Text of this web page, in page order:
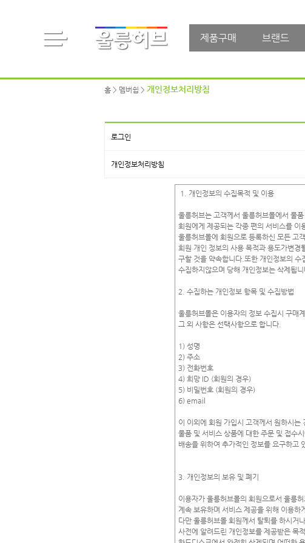
제품구매 브랜드
홈 > 멤버쉽 > 개인정보처리방침
로그인
개인정보처리방침
1. 개인정보의 수집목적 및 이용
울릉허브는 고객께서 울릉허브몰에서 물
회원에게 제공되는 각종 편의 서비스를 이
울릉허브몰에 회원으로 등록하신 모든 고
회원 개인 정보의 사용 목적과 용도가변경
구할 것을 약속합니다.또한 개인정보의
수집하지않으며 당해 개인정보는 삭제됩니
2. 수집하는 개인정보 항목 및 수집방법
울릉허브몰은 이용자의 정보 수집시 구매
그 외 사항은 선택사항으로 합니다.
1) 성명
2) 주소
3) 전화번호
4) 희망 ID (회원의 경우)
5) 비밀번호 (회원의 경우)
6) email
이 이외에 회원 가입시 고객께서 원하시
물품 및 서비스 상품에 대한 주문 및 접수
배송을 위하여 추가적인 정보를 요구하고
3. 개인정보의 보유 및 폐기
이용자가 울릉허브몰의 회원으로서 울릉
계속 보유하며 서비스 제공을 위해 이용하
다만 울릉허브몰 회원께서 탈퇴를 하시거
사전에 알려드린 개인정보를 제공받은 목